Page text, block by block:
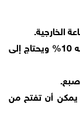
الخارجية.
يستهلك الهاتف ثلاث ساعات ليتمّ شحنه 10% ويحتاج إلى
يمكن أن تفتح من